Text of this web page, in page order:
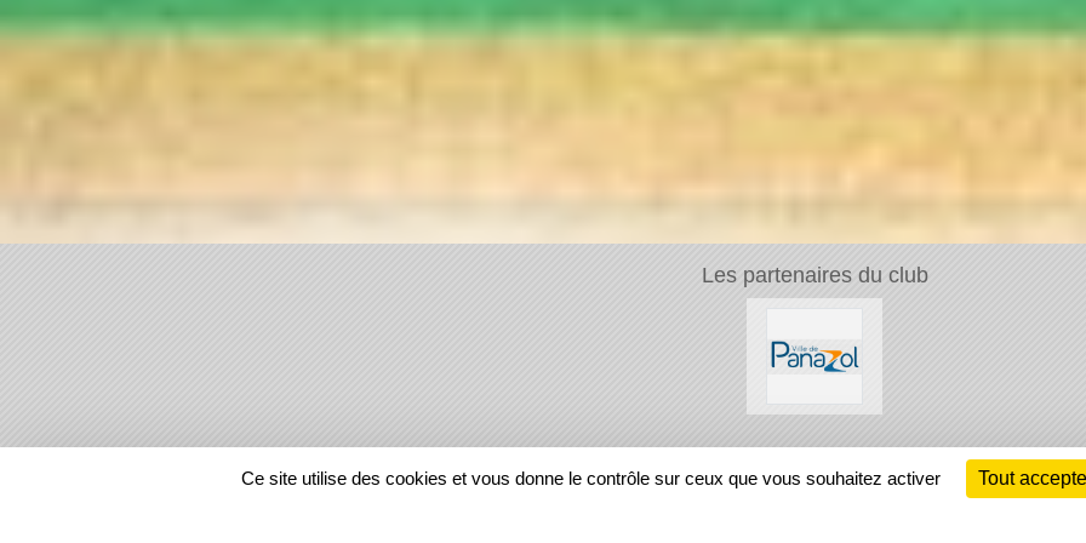
Les partenaires du club
REGIONS
Ce site utilise des cookies et vous donne le contrôle sur ceux que vous souhaitez activer Tout